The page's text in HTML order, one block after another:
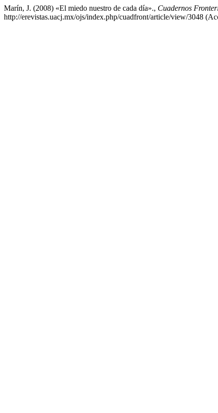
Marín, J. (2008) «El miedo nuestro de cada día»., Cuadernos
http://erevistas.uacj.mx/ojs/index.php/cuadfront/article/view/3048